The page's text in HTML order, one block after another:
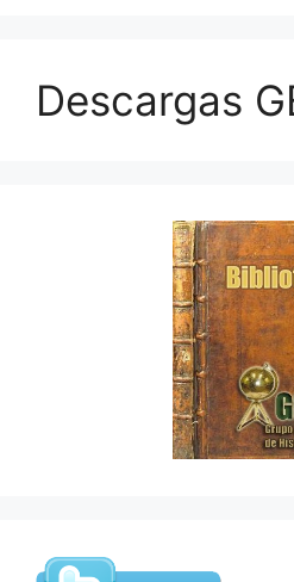
Descargas